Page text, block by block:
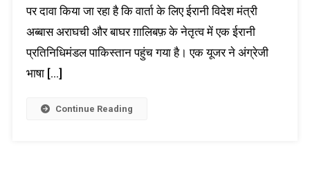
पर दावा किया जा रहा है कि वार्ता के लिए ईरानी विदेश मंत्री
अब्बास अराघची और बाघर ग़ालिबफ़ के नेतृत्व में एक ईरानी
प्रतिनिधिमंडल पाकिस्तान पहुंच गया है। एक यूजर ने अंग्रेजी
भाषा […]
Continue Reading